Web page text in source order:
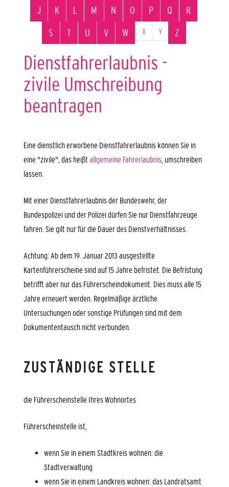
J
K L M N O P Q
R
S
T U V W X Y Z
Dienstfahrerlaubnis -
zivile Umschreibung
beantragen
Eine dienstlich erworbene Dienstfahrerlaubnis können Sie in
eine "zivile", das heißt allgemeine Fahrerlaubnis , umschreiben
lassen.
Mit einer Dienstfahrerlaubnis der Bundeswehr, der
Bundespolizei und der Polizei dürfen Sie nur Dienstfahrzeuge
fahren. Sie gilt nur für die Dauer des Dienstverhältnisses.
Achtung: Ab dem 19. Januar 2013 ausgestellte
Kartenführerscheine sind auf 15 Jahre befristet. Die Befristung
betrifft aber nur das Führerscheindokument. Dies muss alle 15
Jahre erneuert werden. Regelmäßige ärztliche
Untersuchungen oder sonstige Prüfungen sind mit dem
Dokumententausch nicht verbunden.
ZUSTÄNDIGE STELLE
die Führerscheinstelle Ihres Wohnortes
Führerscheinstelle ist,
wenn Sie in einem Stadtkreis wohnen: die
Stadtverwaltung
wenn Sie in einem Landkreis wohnen: das Landratsamt